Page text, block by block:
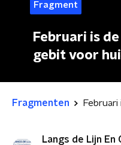
Fragment
Februari is
gebit voor
Fragmenten
Langs de Lijn En